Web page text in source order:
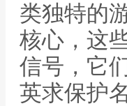
类独特的
核心，这
信号，它
英求保护